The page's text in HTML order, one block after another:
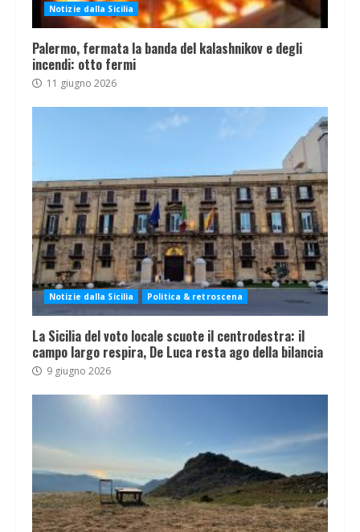
Notizie dalla Sicilia
Palermo, fermata la banda del kalashnikov e degli
incendi: otto fermi
11 giugno 2026
Notizie dalla Sicilia Politica & retroscena
La Sicilia del voto locale scuote il centrodestra: il
campo largo respira, De Luca resta ago della bilancia
9 giugno 2026